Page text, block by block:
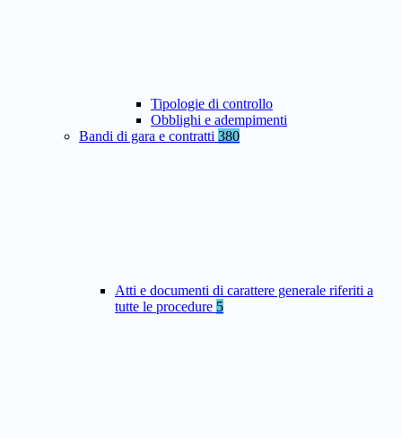
Tipologie di controllo
Obblighi e adempimenti
Bandi di gara e contratti 380
Atti e documenti di carattere generale riferiti a
tutte le procedure 5